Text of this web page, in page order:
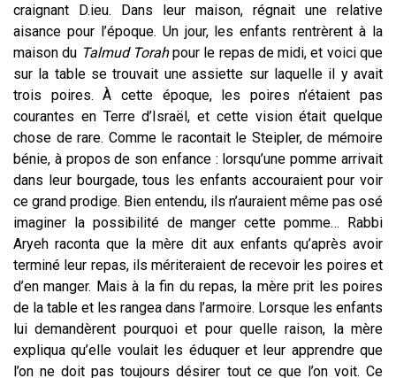
craignant D.ieu. Dans leur maison, régnait une relative
aisance pour l’époque. Un jour, les enfants rentrèrent à la
maison du Talmud Torahpour le repas de midi, et voici que
sur la table se trouvait une assiette sur laquelle il y avait
trois poires. À cette époque, les poires n’étaient pas
courantes en Terre d’Israël, et cette vision était quelque
chose de rare. Comme le racontait le Steipler, de mémoire
bénie, à propos de son enfance : lorsqu’une pomme arrivait
dans leur bourgade, tous les enfants accouraient pour voir
ce grand prodige. Bien entendu, ils n’auraient même pas osé
imaginer la possibilité de manger cette pomme… Rabbi
Aryeh raconta que la mère dit aux enfants qu’après avoir
terminé leur repas, ils mériteraient de recevoir les poires et
d’en manger. Mais à la fin du repas, la mère prit les poires
de la table et les rangea dans l’armoire. Lorsque les enfants
lui demandèrent pourquoi et pour quelle raison, la mère
expliqua qu’elle voulait les éduquer et leur apprendre que
l’on ne doit pas toujours désirer tout ce que l’on voit. Ce